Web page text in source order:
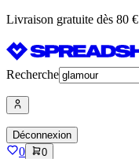
Livraison gratuite dès 80 €
Recherche
Déconnexion
0 0